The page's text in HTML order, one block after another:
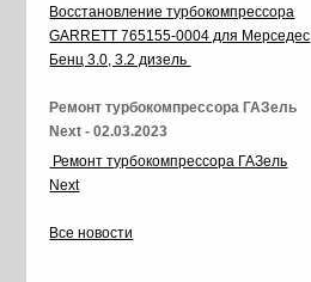
Восстановление турбокомпрессора
GARRETT 765155-0004 для Мерседес
Бенц 3.0, 3.2 дизель
Ремонт турбокомпрессора ГАЗель
Next - 02.03.2023
Ремонт турбокомпрессора ГАЗель
Next
Все новости